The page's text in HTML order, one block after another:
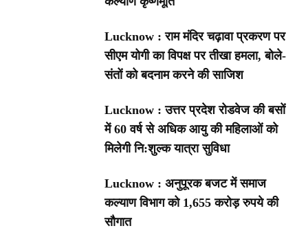
Lucknow : राम मंदिर चढ़ावा प्रकरण पर
सीएम योगी का विपक्ष पर तीखा हमला, बोले-
संतों को बदनाम करने की साजिश
Lucknow : उत्तर प्रदेश रोडवेज की बसों
में 60 वर्ष से अधिक आयु की महिलाओं को
मिलेगी नि:शुल्क यात्रा सुविधा
Lucknow : अनुपूरक बजट में समाज
कल्याण विभाग को 1,655 करोड़ रुपये की
सौगात